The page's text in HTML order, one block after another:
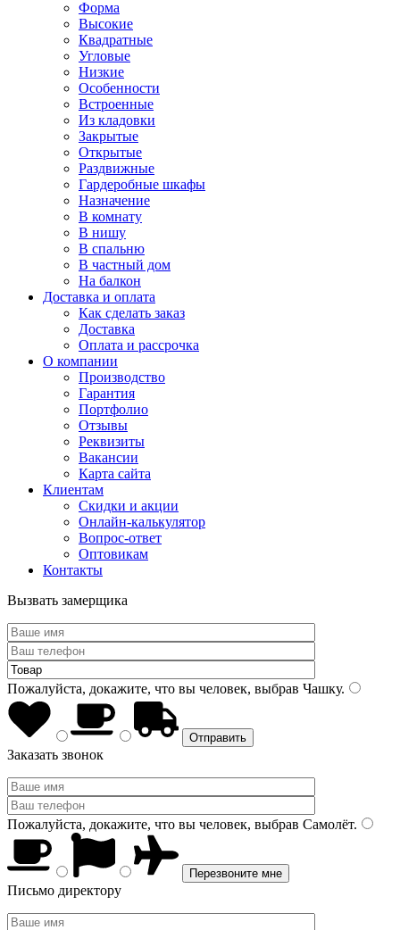
Форма
Высокие
Квадратные
Угловые
Низкие
Особенности
Встроенные
Из кладовки
Закрытые
Открытые
Раздвижные
Гардеробные шкафы
Назначение
В комнату
В нишу
В спальню
В частный дом
На балкон
Доставка и оплата
Как сделать заказ
Доставка
Оплата и рассрочка
О компании
Производство
Гарантия
Портфолио
Отзывы
Реквизиты
Вакансии
Карта сайта
Клиентам
Скидки и акции
Онлайн-калькулятор
Вопрос-ответ
Оптовикам
Контакты
Вызвать замерщика
Пожалуйста, докажите, что вы человек, выбрав Чашку.
Заказать звонок
Пожалуйста, докажите, что вы человек, выбрав Самолёт.
Письмо директору